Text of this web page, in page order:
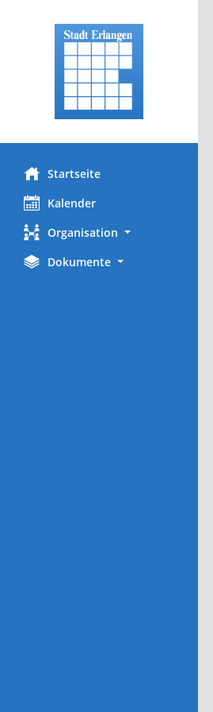
Startseite
Kalender
Organisation
Dokumente